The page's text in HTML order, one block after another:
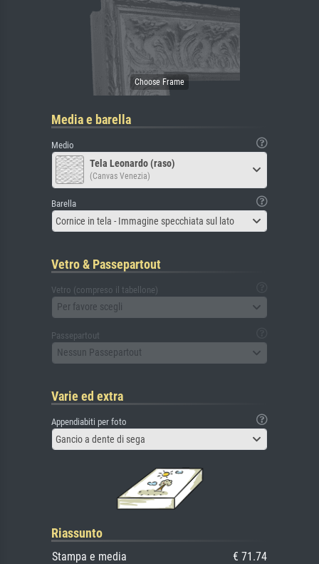
Media e barella
Medio
Tela Leonardo (raso)
(Canvas Venezia)
Barella
Cornice in tela - Immagine specchiata sul lato
Vetro & Passepartout
Vetro (compreso il tabellone)
Per favore scegli
Passepartout
Nessun Passepartout
Varie ed extra
Appendiabiti per foto
Gancio a dente di sega
Riassunto
Stampa e media
€ 71.74